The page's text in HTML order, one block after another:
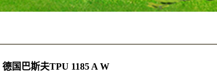
德国巴斯夫TPU 1185 A W